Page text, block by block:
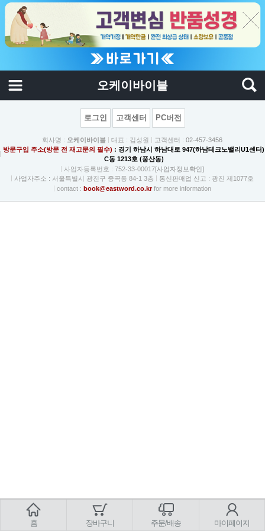
오케이바이블
홈 장바구니 주문/배송 마이페이지
로그인 고객센터 PC버전
회사명 : 오케이바이블 대표 : 김성원 고객센터 : 02-457-3456
방문구입 주소(방문 전 재고문의 필수) : 경기 하남시 하남대로 947(하남테크노밸리U1센터)
C동 1213호 (풍산동)
사업자등록번호 : 752-33-00017[사업자정보확인]
사업자주소 : 서울특별시 광진구 중곡동 84-1 3층
통신판매업 신고 : 광진 제1077호
contact : book@eastword.co.krfor more information